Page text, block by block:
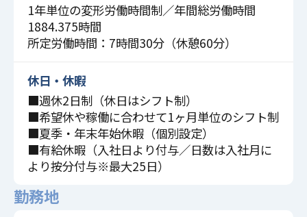
1年単位の変形労働時間制／年間総労働時間
1884.375時間
所定労働時間：7時間30分（休憩60分）
休日・休暇
■週休2日制（休日はシフト制）
■希望休や稼働に合わせて1ヶ月単位のシフト制
■夏季・年末年始休暇（個別設定）
■有給休暇（入社日より付与／日数は入社月に
より按分付与※最大25日）
勤務地